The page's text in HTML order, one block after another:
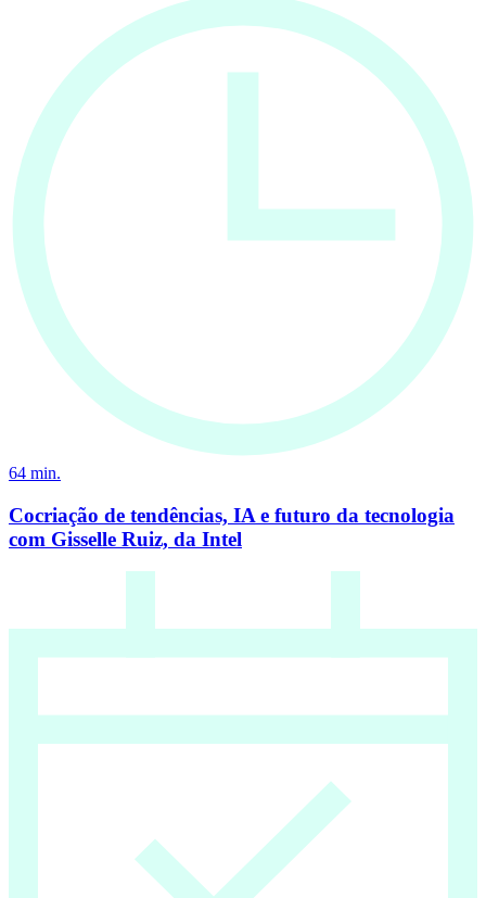
64 min.
Cocriação de tendências, IA e futuro da tecnologia
com Gisselle Ruiz, da Intel